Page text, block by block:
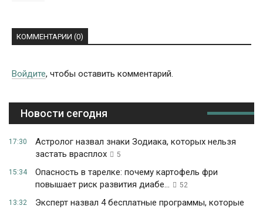
КОММЕНТАРИИ (0)
Войдите, чтобы оставить комментарий.
Новости сегодня
17:30
Астролог назвал знаки Зодиака, которых нельзя
застать врасплох
5
15:34
Опасность в тарелке: почему картофель фри
повышает риск развития диабе...
52
13:32
Эксперт назвал 4 бесплатные программы, которые